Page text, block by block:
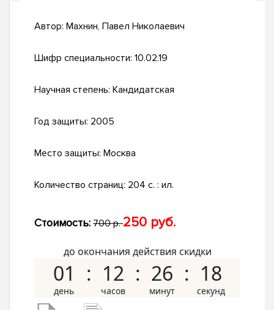
Автор: Махнин, Павел Николаевич
Шифр специальности: 10.02.19
Научная степень: Кандидатская
Год защиты: 2005
Место защиты: Москва
Количество страниц: 204 с. : ил.
Стоимость: 700 р.250 руб.
до окончания действия скидки
01 12 26 17